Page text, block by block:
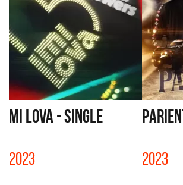
MI LOVA - SINGLE
2023 2023